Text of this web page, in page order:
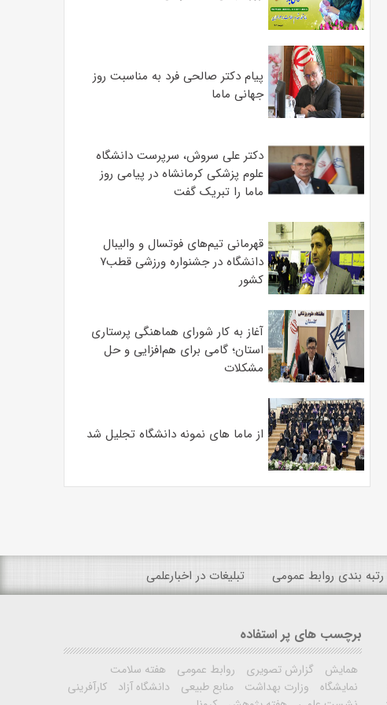
پیام دکتر صالحی فرد به مناسبت روز
جهانی ماما
دکتر علی سروش، سرپرست دانشگاه
علوم پزشکی کرمانشاه در پیامی روز
ماما را تبریک گفت
قهرمانی تیم‌های فوتسال و والیبال
دانشگاه در جشنواره ورزشی قطب۷
کشور
آغاز به کار شورای هماهنگی پرستاری
استان؛ گامی برای هم‌افزایی و حل
مشکلات
از ماما های نمونه دانشگاه تجلیل شد
رتبه بندی روابط عمومی تبلیغات در اخبارعلمی
برچسب های پر استفاده
همایش گزارش تصویری روابط عمومی
هفته سلامت
نمایشگاه
وزارت بهداشت منابع طبیعی دانشگاه آزاد
کارآفرینی